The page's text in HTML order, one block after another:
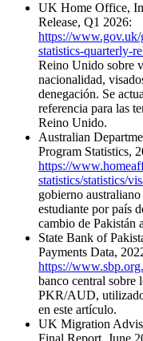
UK Home Office,
Release, Q1 2026:
https://
statistics-quarterly-
Reino Unido sobre
nacionalidad,
denegación. Se
referencia para las
Reino Unido.
Australian
Program Statistics,
https://
statistics/statistics/
gobierno
estudiante por país
cambio de Pakistán
State Bank of
Payments Data,
https://
banco central sobre
PKR/AUD,
en este artículo.
UK Migration
Final Report, June